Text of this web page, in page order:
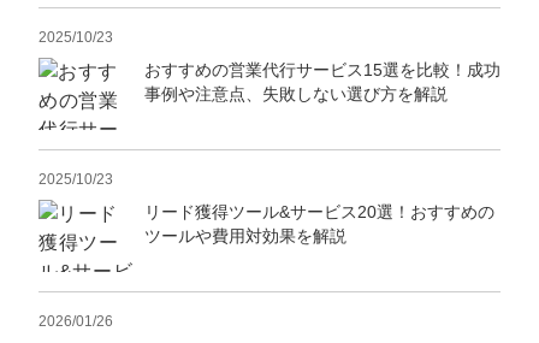
2025/10/23
おすすめの営業代行サービス15選を比較！成功
事例や注意点、失敗しない選び方を解説
2025/10/23
リード獲得ツール&サービス20選！おすすめの
ツールや費用対効果を解説
2026/01/26